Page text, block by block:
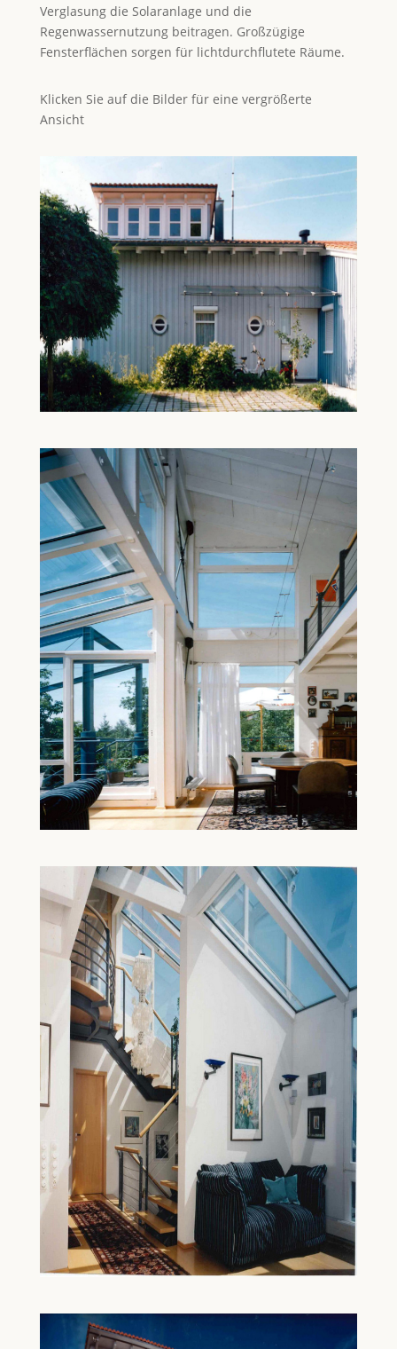
Verglasung die Solaranlage und die
Regenwassernutzung beitragen. Großzügige
Fensterflächen sorgen für lichtdurchflutete Räume.
Klicken Sie auf die Bilder für eine vergrößerte
Ansicht